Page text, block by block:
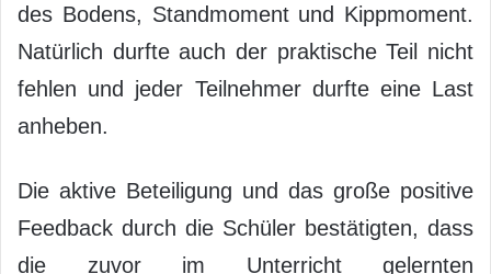
des Bodens, Standmoment und Kippmoment.
Natürlich durfte auch der praktische Teil nicht
fehlen und jeder Teilnehmer durfte eine Last
anheben.
Die aktive Beteiligung und das große positive
Feedback durch die Schüler bestätigten, dass
die zuvor im Unterricht gelernten